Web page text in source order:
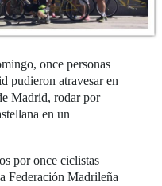
once personas
pudieron atravesar en
Madrid, rodar por
en un
por once ciclistas
Federación Madrileña